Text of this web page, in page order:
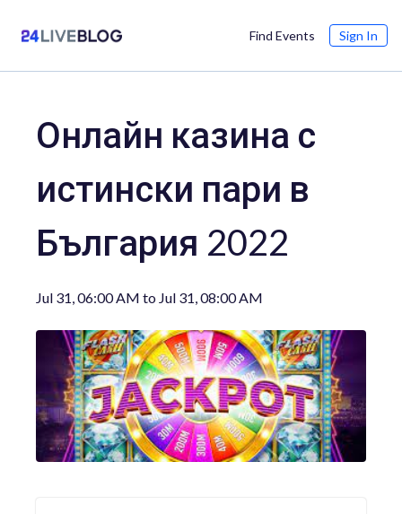
Find Events Sign In
Онлайн казина с
истински пари в
България 2022
Jul 31, 06:00 AM to Jul 31, 08:00 AM